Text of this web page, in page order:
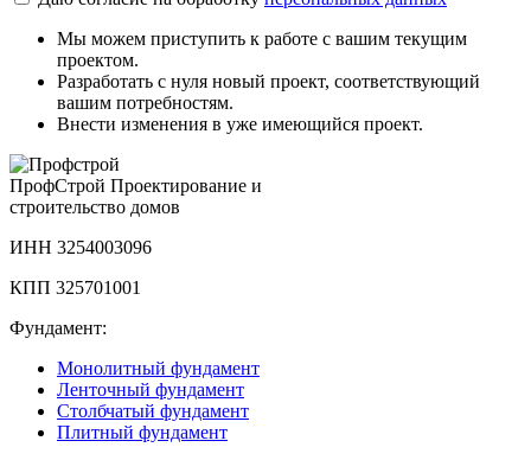
Мы можем приступить к работе с вашим текущим
проектом.
Разработать с нуля новый проект, соответствующий
вашим потребностям.
Внести изменения в уже имеющийся проект.
ПрофСтрой Проектирование и
строительство домов
ИНН 3254003096
КПП 325701001
Фундамент:
Монолитный фундамент
Ленточный фундамент
Столбчатый фундамент
Плитный фундамент